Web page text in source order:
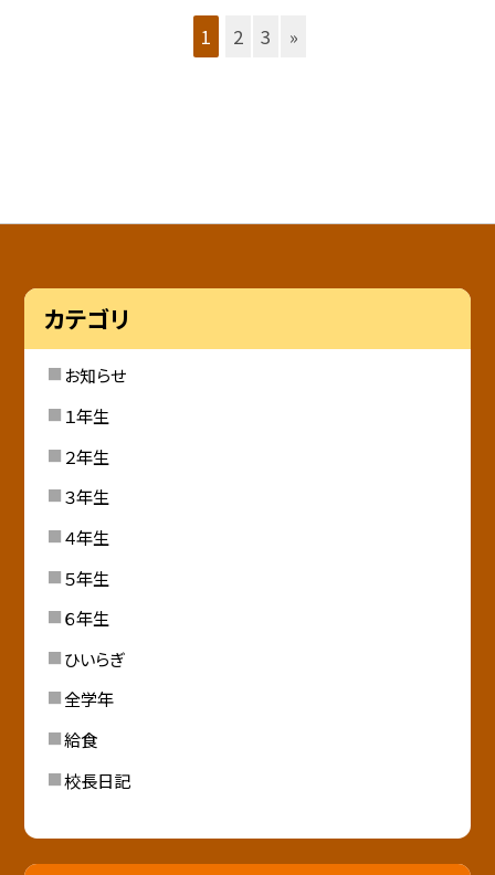
1 2 3 »
カテゴリ
お知らせ
１年生
２年生
３年生
４年生
５年生
６年生
ひいらぎ
全学年
給食
校長日記